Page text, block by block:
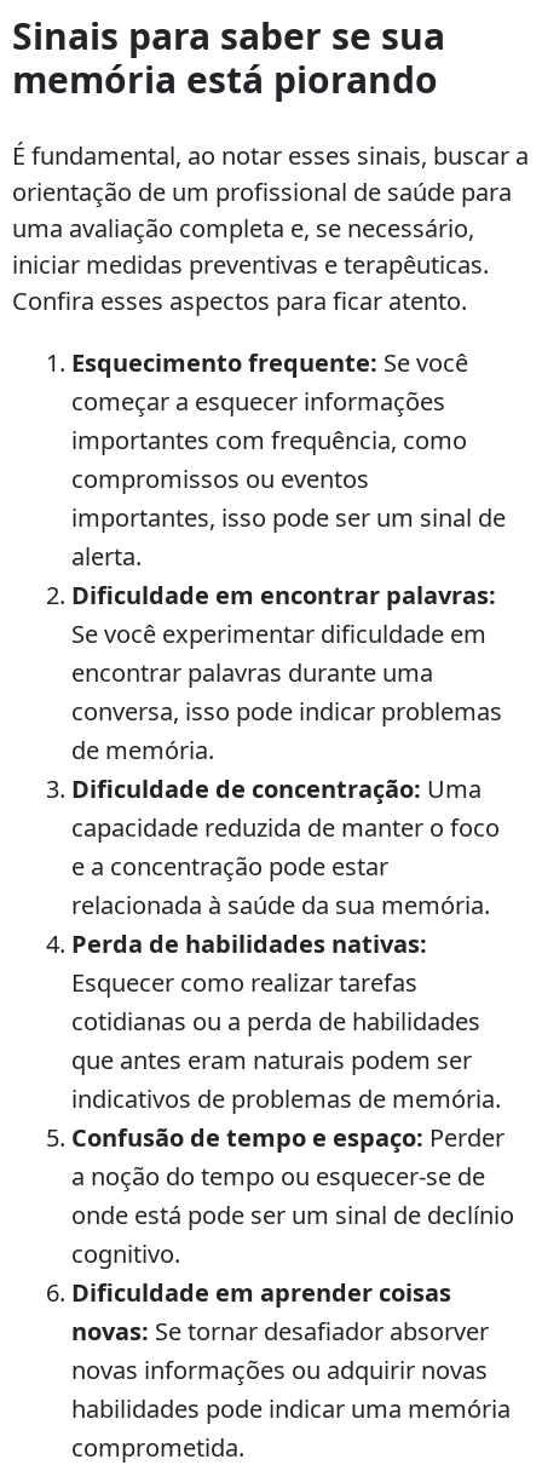
Sinais para saber se sua
memória está piorando
É fundamental, ao notar esses sinais, buscar a
orientação de um profissional de saúde para
uma avaliação completa e, se necessário,
iniciar medidas preventivas e terapêuticas.
Confira esses aspectos para ficar atento.
Esquecimento frequente: Se você
começar a esquecer informações
importantes com frequência, como
compromissos ou eventos
importantes, isso pode ser um sinal de
alerta.
Dificuldade em encontrar palavras:
Se você experimentar dificuldade em
encontrar palavras durante uma
conversa, isso pode indicar problemas
de memória.
Dificuldade de concentração: Uma
capacidade reduzida de manter o foco
e a concentração pode estar
relacionada à saúde da sua memória.
Perda de habilidades nativas:
Esquecer como realizar tarefas
cotidianas ou a perda de habilidades
que antes eram naturais podem ser
indicativos de problemas de memória.
Confusão de tempo e espaço: Perder
a noção do tempo ou esquecer-se de
onde está pode ser um sinal de declínio
cognitivo.
Dificuldade em aprender coisas
novas: Se tornar desafiador absorver
novas informações ou adquirir novas
habilidades pode indicar uma memória
comprometida.